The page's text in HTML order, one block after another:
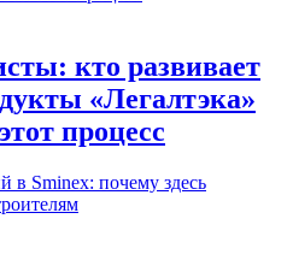
кто развивает
«Легалтэка»
процесс